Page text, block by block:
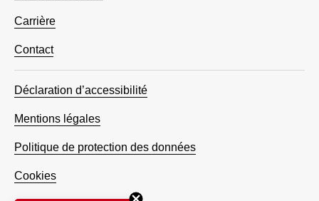
Carrière
Contact
Déclaration d’accessibilité
Mentions légales
Politique de protection des données
Cookies